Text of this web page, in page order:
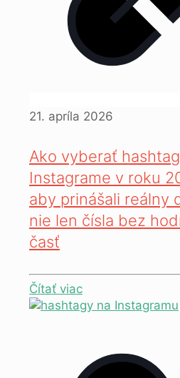
21. apríla 2026
Ako vyberať
Instagrame v roku
aby prinášali reálny
nie len čísla bez
časť
Čítať viac